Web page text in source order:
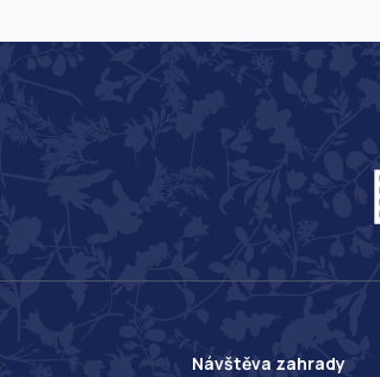
Návštěva zahrady